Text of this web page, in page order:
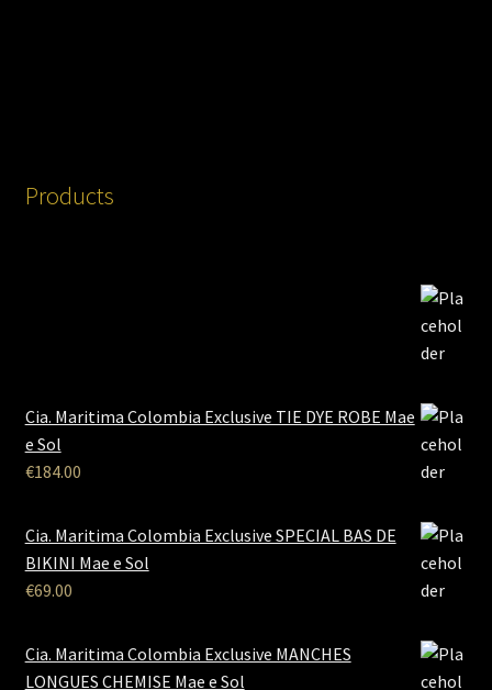
Products
Cia. Maritima Colombia Exclusive TIE DYE ROBE Mae
e Sol
€184.00
Cia. Maritima Colombia Exclusive SPECIAL BAS DE
BIKINI Mae e Sol
€69.00
Cia. Maritima Colombia Exclusive MANCHES
LONGUES CHEMISE Mae e Sol